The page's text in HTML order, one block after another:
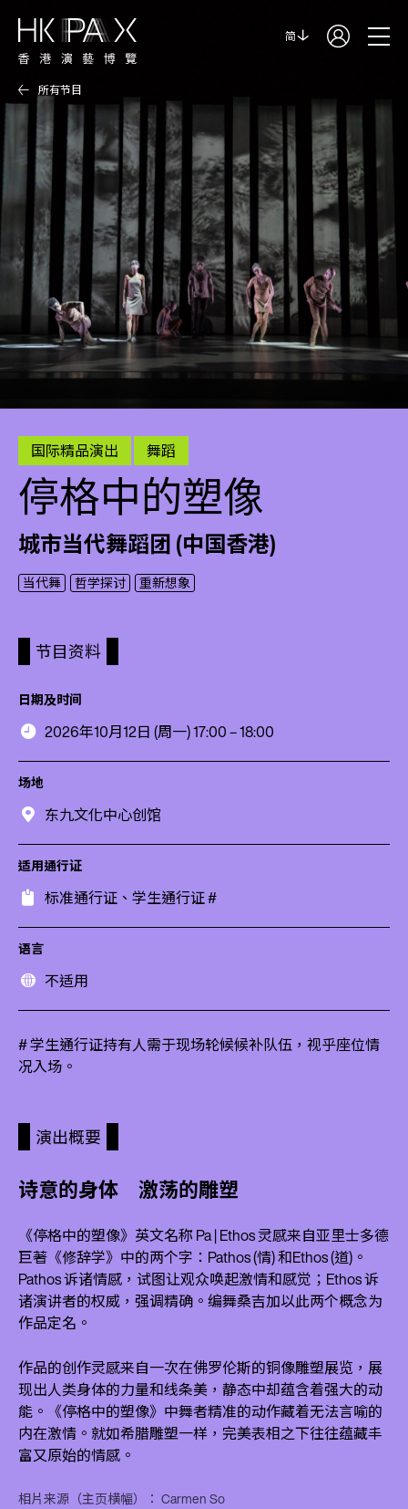
简
所有节目
国际精品演出 舞蹈
停格中的塑像
城市当代舞蹈团 (中国香港)
当代舞 哲学探讨 重新想象
节目资料
日期及时间
2026年10月12日 (周一) 17:00 – 18:00
场地
东九文化中心创馆
适用通行证
标准通行证、学生通行证 #
语言
不适用
# 学生通行证持有人需于现场轮候候补队伍，视乎座位情
况入场。
演出概要
诗意的身体 激荡的雕塑
《停格中的塑像》英文名称 Pa | Ethos 灵感来自亚里士多德
巨著《修辞学》中的两个字：Pathos (情) 和Ethos (道)。
Pathos 诉诸情感，试图让观众唤起激情和感觉；Ethos 诉
诸演讲者的权威，强调精确。编舞桑吉加以此两个概念为
作品定名。
作品的创作灵感来自一次在佛罗伦斯的铜像雕塑展览，展
现出人类身体的力量和线条美，静态中却蕴含着强大的动
能。《停格中的塑像》中舞者精准的动作藏着无法言喻的
内在激情。就如希腊雕塑一样，完美表相之下往往蕴藏丰
富又原始的情感。
相片来源（主页横幅）： Carmen So